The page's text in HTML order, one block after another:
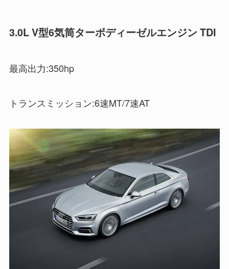
3.0L V型6気筒ターボディーゼルエンジン TDI
最高出力:350hp
トランスミッション:6速MT/7速AT